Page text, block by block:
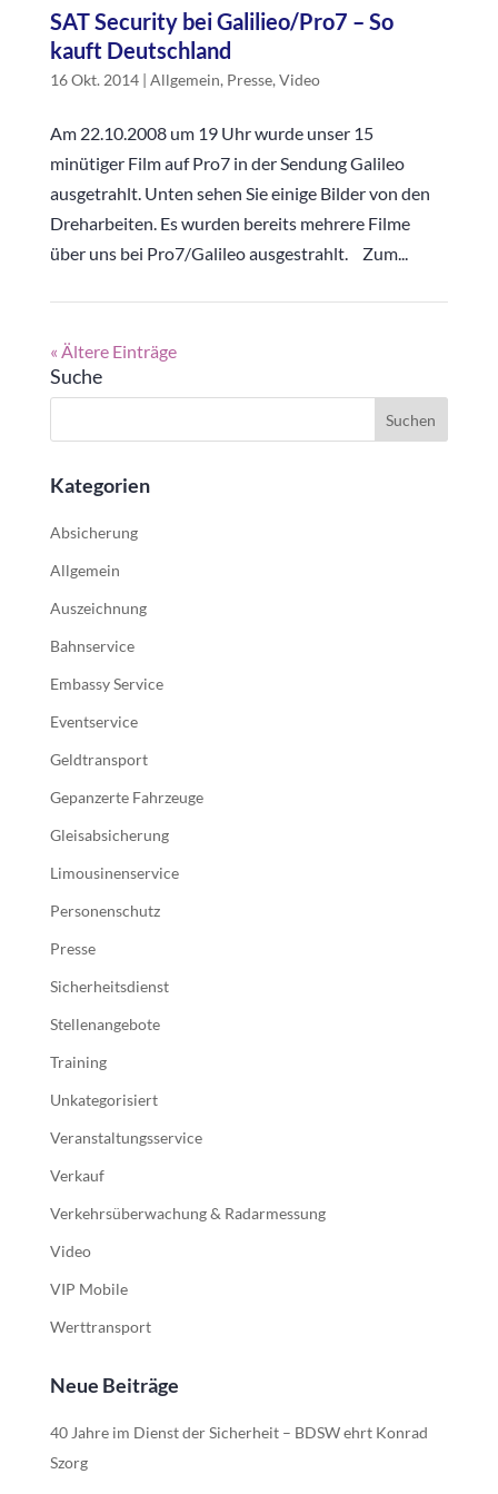
SAT Security bei Galilieo/Pro7 – So
kauft Deutschland
16 Okt. 2014| Allgemein, Presse, Video
Am 22.10.2008 um 19 Uhr wurde unser 15
minütiger Film auf Pro7 in der Sendung Galileo
ausgetrahlt. Unten sehen Sie einige Bilder von den
Dreharbeiten. Es wurden bereits mehrere Filme
über uns bei Pro7/Galileo ausgestrahlt. Zum...
« Ältere Einträge
Suche
Kategorien
Absicherung
Allgemein
Auszeichnung
Bahnservice
Embassy Service
Eventservice
Geldtransport
Gepanzerte Fahrzeuge
Gleisabsicherung
Limousinenservice
Personenschutz
Presse
Sicherheitsdienst
Stellenangebote
Training
Unkategorisiert
Veranstaltungsservice
Verkauf
Verkehrsüberwachung & Radarmessung
Video
VIP Mobile
Werttransport
Neue Beiträge
40 Jahre im Dienst der Sicherheit – BDSW ehrt Konrad
Szorg